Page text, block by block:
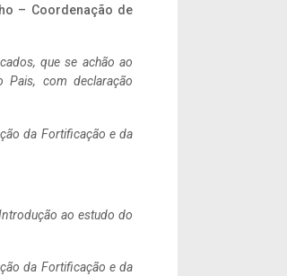
– Coordenação de
que se achão ao
Pais, com declaração
da Fortificação e da
ao estudo do
da Fortificação e da